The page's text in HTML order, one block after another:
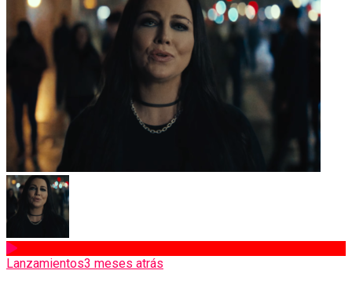
Lanzamientos3 meses atrás